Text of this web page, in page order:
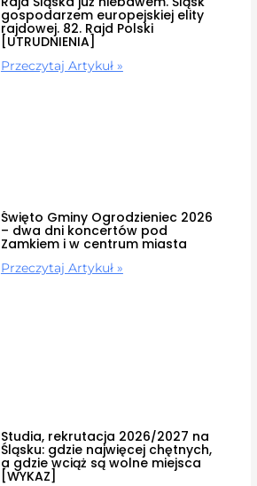
gospodarzem europejskiej elity
rajdowej. 82. Rajd Polski
[UTRUDNIENIA]
Przeczytaj Artykuł »
Święto Gminy Ogrodzieniec 2026
– dwa dni koncertów pod
Zamkiem i w centrum miasta
Przeczytaj Artykuł »
Studia, rekrutacja 2026/2027 na
Śląsku: gdzie najwięcej chętnych,
a gdzie wciąż są wolne miejsca
[WYKAZ]